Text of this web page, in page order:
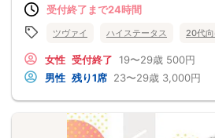
受付終了まで24時間
ツヴァイ ハイステータス 20代向
女性 受付終了 19〜29歳 500円
男性 残り1席 23〜29歳 3,000円